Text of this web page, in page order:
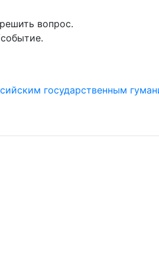
вопрос.
государственным